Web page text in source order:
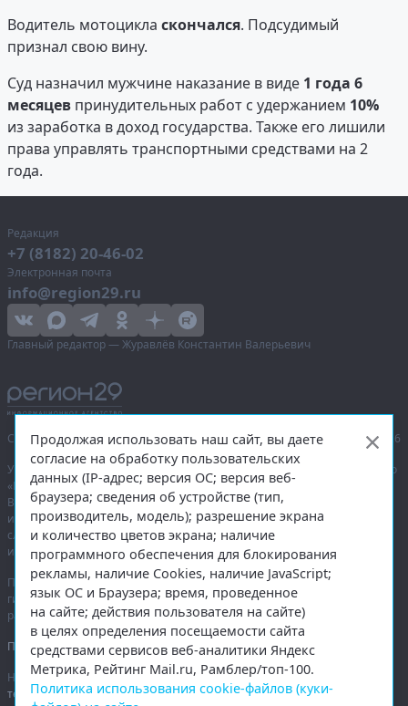
Водитель мотоцикла скончался. Подсудимый
признал свою вину.
Суд назначил мужчине наказание в виде 1 года 6
месяцев принудительных работ с удержанием 10%
из заработка в доход государства. Также его лишили
права управлять транспортными средствами на 2
года.
Редакция
+7 (8182) 20-46-02
Электронная почта
info@region29.ru
Главный редактор — Журавлёв Константин Валерьевич
Сетевое издание «Информационное агентство Регион 29»,
© 2016–2026
Учредитель — общество с ограниченной ответственностью «Агентство
«Правда Севера».
Выписка из реестра зарегистрированных средств массовой
информации:ЭЛ № ФС 77-74226от 09.11.2018 выдано Федеральной
службой по надзору в сфере связи, информационных технологий
и массовых коммуникаций (Роскомнадзор).
При полном или частичном использовании любых материалов
гиперссылка на region29.ruобязательна. Копирование материалов без
разрешения администрации сайта запрещено.
Правовая информация.
На информационном ресурсе применяютсярекомендательные
технологии .
Продолжая использовать наш сайт, вы даете
согласие на обработку пользовательских
данных (IP-адрес; версия ОС; версия веб-
браузера; сведения об устройстве (тип,
производитель, модель); разрешение экрана
и количество цветов экрана; наличие
программного обеспечения для блокирования
рекламы, наличие Cookies, наличие JavaScript;
язык ОС и Браузера; время, проведенное
на сайте; действия пользователя на сайте)
в целях определения посещаемости сайта
средствами сервисов веб-аналитики Яндекс
Метрика, Рейтинг Mail.ru, Рамблер/топ-100.
Политика использования cookie-файлов (куки-